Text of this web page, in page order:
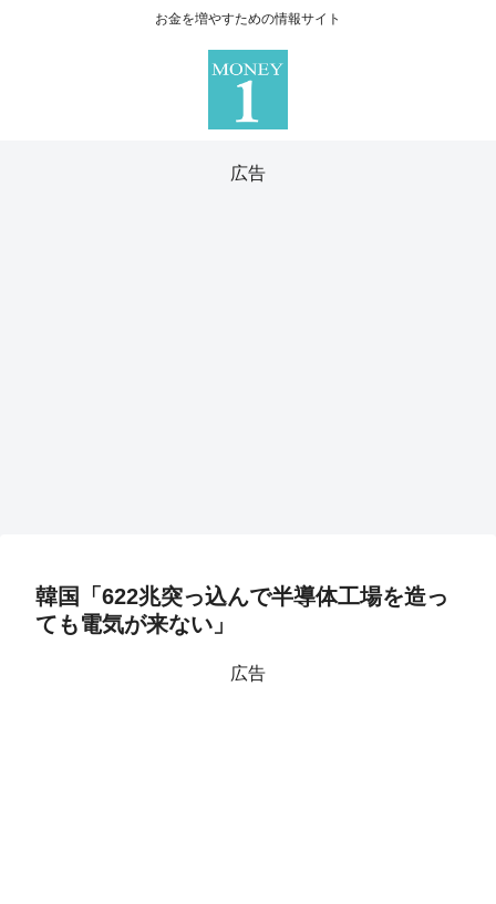
お金を増やすための情報サイト
広告
韓国「622兆突っ込んで半導体工場を造っ
ても電気が来ない」
広告